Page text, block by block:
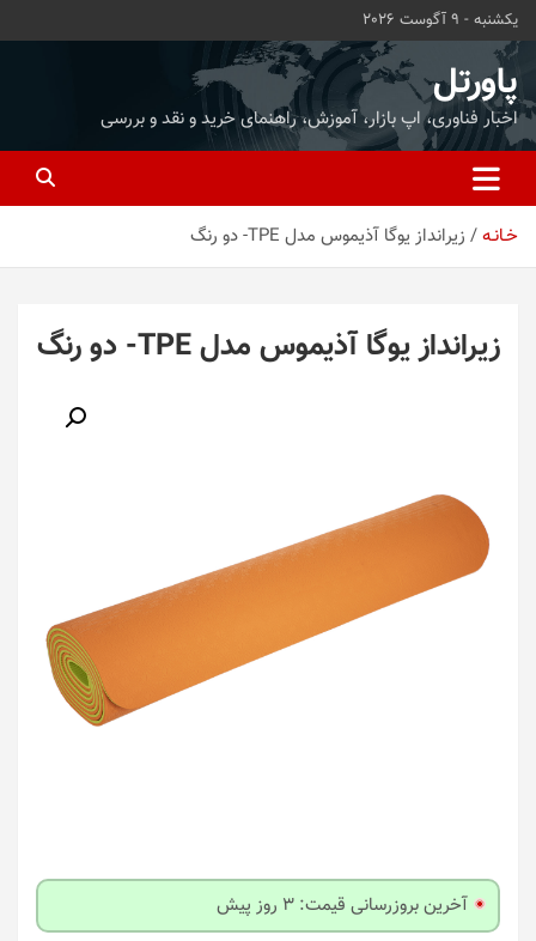
محتوا
بروید
یکشنبه - 9 آگوست 2026
پاورتل
اخبار فناوری، اپ بازار، آموزش، راهنمای خرید و نقد و بررسی
خـانـه زیرانداز یوگا آذیموس مدل TPE- دو رنگ
زیرانداز یوگا آذیموس مدل TPE- دو رنگ
آخرین بروزرسانی قیمت: 3 روز پیش